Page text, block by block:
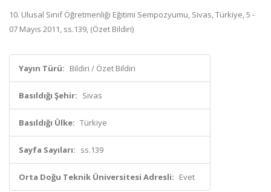
10. Ulusal Sınıf Öğretmenliği Eğitimi Sempozyumu, Sivas, Türkiye, 5 -
07 Mayıs 2011, ss.139, (Özet Bildiri)
Yayın Türü: Bildiri / Özet Bildiri
Basıldığı Şehir: Sivas
Basıldığı Ülke: Türkiye
Sayfa Sayıları: ss.139
Orta Doğu Teknik Üniversitesi Adresli: Evet